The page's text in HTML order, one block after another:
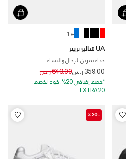
+ 1
UA هالو ترينر
حذاء تمرين للرجال والنساء
359.00 ر.س Price reduced from
649.00 ر.س to
*خصم إضافي 20%. كود الخصم:
EXTRA20
-%30